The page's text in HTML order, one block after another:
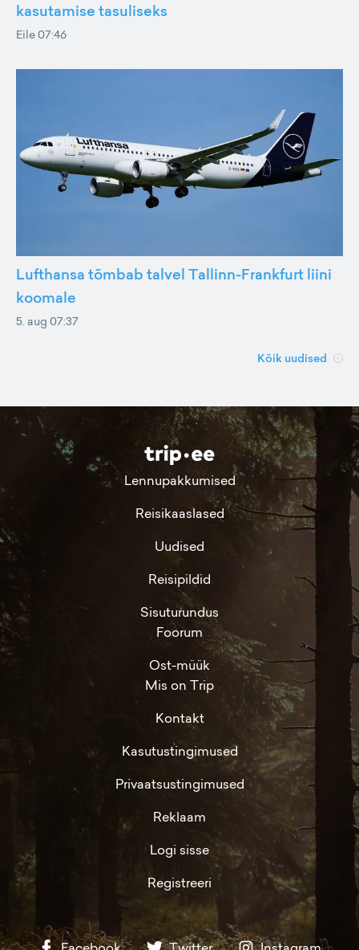
kasutamise tasuliseks
Eile 07:46
Lufthansa tõmbab talvel Tallinn-Frankfurt liini
koomale
5. aug 07:37
Kõik uudised
Lennupakkumised
Reisikaaslased
Uudised
Reisipildid
Sisuturundus
Foorum
Ost-müük
Mis on Trip
Kontakt
Kasutustingimused
Privaatsustingimused
Reklaam
Logi sisse
Registreeri